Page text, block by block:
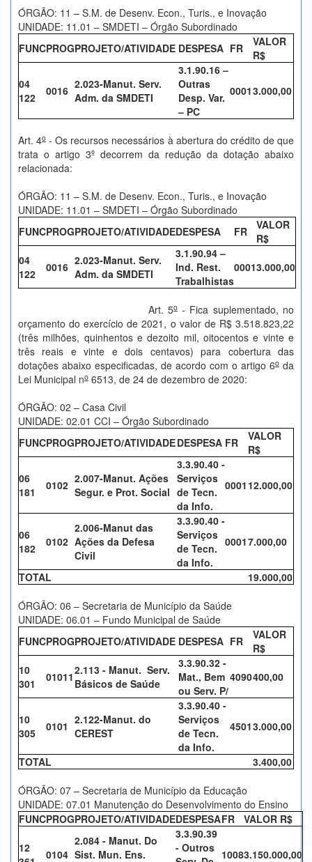
ÓRGÃO: 11 – S.M. de Desenv. Econ., Turis., e Inovação
UNIDADE: 11.01 – SMDETI – Órgão Subordinado
FUNCPROGPROJETO/ATIVIDADE DESPESA FR
VALOR
R$
04
122
0016 2.023-Manut. Serv.
Adm. da SMDETI
3.1.90.16 –
Outras
Desp. Var.
– PC
00013.000,00
Art. 4o - Os recursos necessários à abertura do crédito de que
trata o artigo 3º decorrem da redução da dotação abaixo
relacionada:
ÓRGÃO: 11 – S.M. de Desenv. Econ., Turis., e Inovação
UNIDADE: 11.01 – SMDETI – Órgão Subordinado
FUNCPROGPROJETO/ATIVIDADEDESPESA FR
VALOR
R$
04
122
0016 2.023-Manut. Serv.
Adm. da SMDETI
3.1.90.94 –
Ind. Rest.
Trabalhistas
00013.000,00
Art. 5o- Fica suplementado, no
orçamento do exercício de 2021, o valor de R$ 3.518.823,22
(três milhões, quinhentos e dezoito mil, oitocentos e vinte e
três reais e vinte e dois centavos) para cobertura das
dotações abaixo especificadas, de acordo com o artigo 6o da
Lei Municipal no 6513, de 24 de dezembro de 2020:
ÓRGÃO: 02 – Casa Civil
UNIDADE: 02.01 CCI – Órgão Subordinado
FUNCPROGPROJETO/ATIVIDADEDESPESA FR
VALOR
R$
06
181
0102 2.007-Manut. Ações
Segur. e Prot. Social
3.3.90.40 -
Serviços
de Tecn.
da Info.
0001 12.000,00
06
182
0102
2.006-Manut das
Ações da Defesa
Civil
3.3.90.40 -
Serviços
de Tecn.
da Info.
00017.000,00
TOTAL 19.000,00
ÓRGÃO: 06 – Secretaria de Município da Saúde
UNIDADE: 06.01 – Fundo Municipal de Saúde
FUNCPROGPROJETO/ATIVIDADE DESPESA FR
VALOR
R$
10
301
010112.113 - Manut. Serv.
Básicos de Saúde
3.3.90.32 -
Mat., Bem
ou Serv. P/
4090400,00
10
305
0101 2.122-Manut. do
CEREST
3.3.90.40 -
Serviços
de Tecn.
da Info.
45013.000,00
TOTAL 3.400,00
ÓRGÃO: 07 – Secretaria de Município da Educação
UNIDADE: 07.01 Manutenção do Desenvolvimento do Ensino
FUNCPROGPROJETO/ATIVIDADEDESPESAFR VALOR R$
12
0104
2.084 - Manut. Do
Sist. Mun. Ens.
3.3.90.39
- Outros 10083.150.000,00